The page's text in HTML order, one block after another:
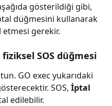
gösterildiği gibi,
düğmesini kullanarak
etmesi gerekir.
SOS düğmesi
GO exec yukarıdaki
SOS, İptal
edilebilir.